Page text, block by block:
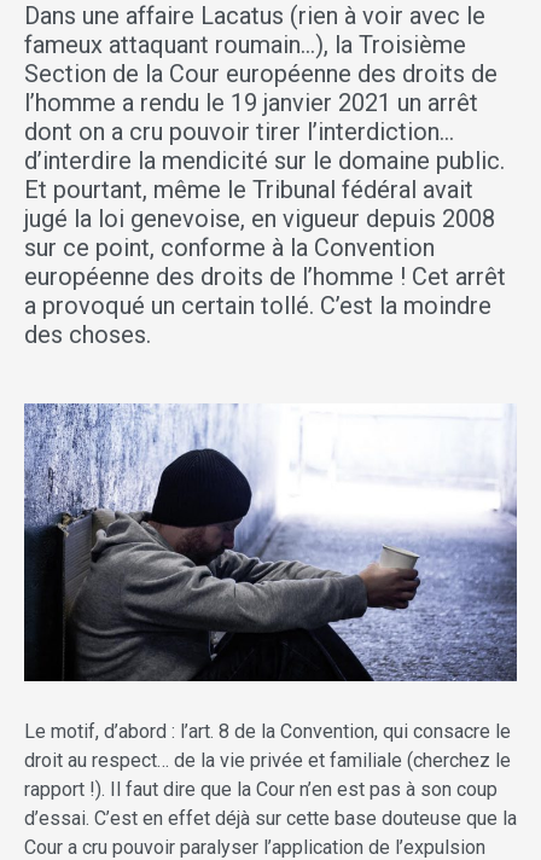
Dans une affaire Lacatus (rien à voir avec le
fameux attaquant roumain…), la Troisième
Section de la Cour européenne des droits de
l’homme a rendu le 19 janvier 2021 un arrêt
dont on a cru pouvoir tirer l’interdiction…
d’interdire la mendicité sur le domaine public.
Et pourtant, même le Tribunal fédéral avait
jugé la loi genevoise, en vigueur depuis 2008
sur ce point, conforme à la Convention
européenne des droits de l’homme ! Cet arrêt
a provoqué un certain tollé. C’est la moindre
des choses.
Le motif, d’abord : l’art. 8 de la Convention, qui consacre le
droit au respect… de la vie privée et familiale (cherchez le
rapport !). Il faut dire que la Cour n’en est pas à son coup
d’essai. C’est en effet déjà sur cette base douteuse que la
Cour a cru pouvoir paralyser l’application de l’expulsion